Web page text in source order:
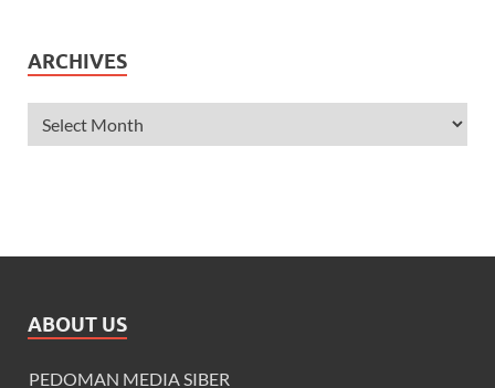
ARCHIVES
ABOUT US
PEDOMAN MEDIA SIBER